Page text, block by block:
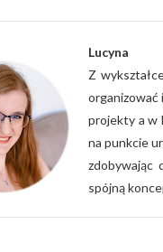
Lucyna
Z
organizować
projekty a w
na punkcie
zdobywając
spójną